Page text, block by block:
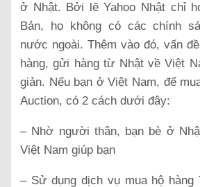
ở Nhật. Bởi lẽ Yahoo Nhật chỉ
Bản, họ không có các chính
nước ngoài. Thêm vào đó, vấn
hàng, gửi hàng từ Nhật về Việt
giản. Nếu bạn ở Việt Nam, để
Auction, có 2 cách dưới đây:
– Nhờ người thân, bạn bè ở
Việt Nam giúp bạn
– Sử dụng dịch vụ mua hộ hàng